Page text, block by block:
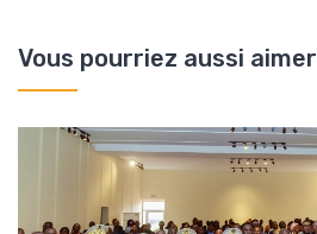
Vous pourriez aussi aimer